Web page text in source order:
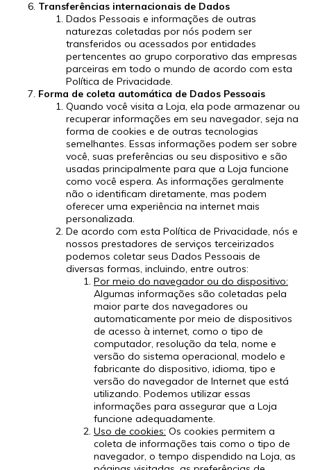
Transferências internacionais de Dados
Dados Pessoais e informações de outras
naturezas coletadas por nós podem ser
transferidos ou acessados por entidades
pertencentes ao grupo corporativo das empresas
parceiras em todo o mundo de acordo com esta
Política de Privacidade.
Forma de coleta automática de Dados Pessoais
Quando você visita a Loja, ela pode armazenar ou
recuperar informações em seu navegador, seja na
forma de cookies e de outras tecnologias
semelhantes. Essas informações podem ser sobre
você, suas preferências ou seu dispositivo e são
usadas principalmente para que a Loja funcione
como você espera. As informações geralmente
não o identificam diretamente, mas podem
oferecer uma experiência na internet mais
personalizada.
De acordo com esta Política de Privacidade, nós e
nossos prestadores de serviços terceirizados
podemos coletar seus Dados Pessoais de
diversas formas, incluindo, entre outros:
Por meio do navegador ou do dispositivo:
Algumas informações são coletadas pela
maior parte dos navegadores ou
automaticamente por meio de dispositivos
de acesso à internet, como o tipo de
computador, resolução da tela, nome e
versão do sistema operacional, modelo e
fabricante do dispositivo, idioma, tipo e
versão do navegador de Internet que está
utilizando. Podemos utilizar essas
informações para assegurar que a Loja
funcione adequadamente.
Uso de cookies: Os cookies permitem a
coleta de informações tais como o tipo de
navegador, o tempo dispendido na Loja, as